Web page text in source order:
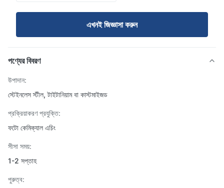
এখনই জিজ্ঞাসা করুন
পণ্যের বিবরণ
উপাদান:
স্টেইনলেস স্টীল, টাইটানিয়াম বা কাস্টমাইজড
প্রক্রিয়াকরণ প্রযুক্তি:
ফটো কেমিক্যাল এচিং
সীসা সময়:
1-2 সপ্তাহ
পুরুত্ব: